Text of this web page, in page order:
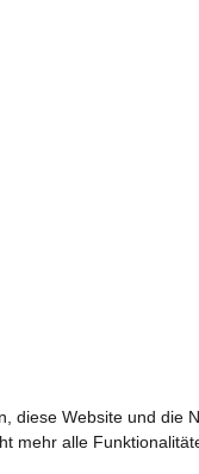
Website und die
alle